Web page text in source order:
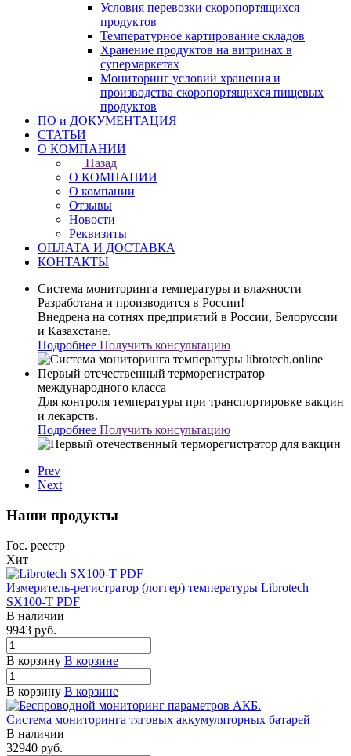
Условия перевозки скоропортящихся
продуктов
Температурное картирование складов
Хранение продуктов на витринах в
супермаркетах
Мониторинг условий хранения и
производства скоропортящихся пищевых
продуктов
ПО и ДОКУМЕНТАЦИЯ
СТАТЬИ
О КОМПАНИИ
Назад
О КОМПАНИИ
О компании
Отзывы
Новости
Реквизиты
ОПЛАТА И ДОСТАВКА
КОНТАКТЫ
Система мониторинга температуры и влажности
Разработана и производится в России!
Внедрена на сотнях предприятий в России, Белоруссии
и Казахстане.
Подробнее Получить консультацию
Первый отечественный терморегистратор
международного класса
Для контроля температуры при транспортировке вакцин
и лекарств.
Подробнее Получить консультацию
Prev
Next
Наши продукты
Гос. реестр
Хит
Измеритель-регистратор (логгер) температуры Librotech
SX100-T PDF
В наличии
9943 руб.
В корзину В корзине
В корзину В корзине
Система мониторинга тяговых аккумуляторных батарей
В наличии
32940 руб.